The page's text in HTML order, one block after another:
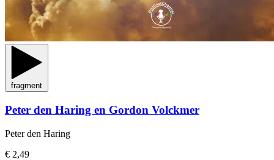
fragment
Peter den Haring en Gordon Volckmer
Peter den Haring
€ 2,49